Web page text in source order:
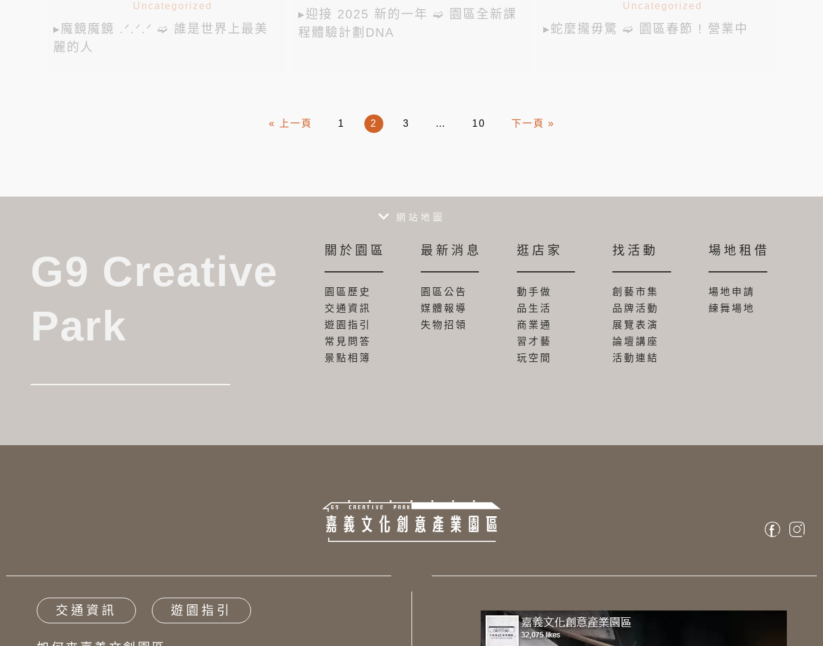
Uncategorized
▸魔鏡魔鏡 .ᐟ.ᐟ.ᐟ ➫ 誰是世界上最美
麗的人
▸迎接 2025 新的一年 ➫ 園區全新課
程體驗計劃DNA
Uncategorized
▸蛇麼攏毋驚 ➫ 園區春節 ! 營業中
« 上一頁 1 2 3 … 10 下一頁 »
網站地圖
G9 Creative
Park
關於園區
園區歷史
交通資訊
遊園指引
常見問答
景點相簿
最新消息
園區公告
媒體報導
失物招領
逛店家
動手做
品生活
商業通
習才藝
玩空間
找活動
創藝市集
品牌活動
展覽表演
論壇講座
活動連結
場地租借
場地申請
練舞場地
交通資訊 遊園指引